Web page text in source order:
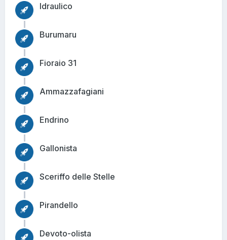
Idraulico
Burumaru
Fioraio 31
Ammazzafagiani
Endrino
Gallonista
Sceriffo delle Stelle
Pirandello
Devoto-olista